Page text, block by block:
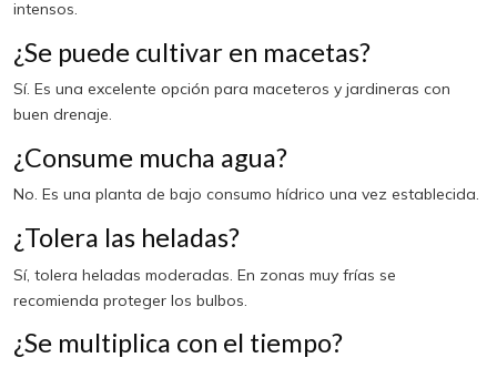
intensos.
¿Se puede cultivar en macetas?
Sí. Es una excelente opción para maceteros y jardineras con
buen drenaje.
¿Consume mucha agua?
No. Es una planta de bajo consumo hídrico una vez establecida.
¿Tolera las heladas?
Sí, tolera heladas moderadas. En zonas muy frías se
recomienda proteger los bulbos.
¿Se multiplica con el tiempo?